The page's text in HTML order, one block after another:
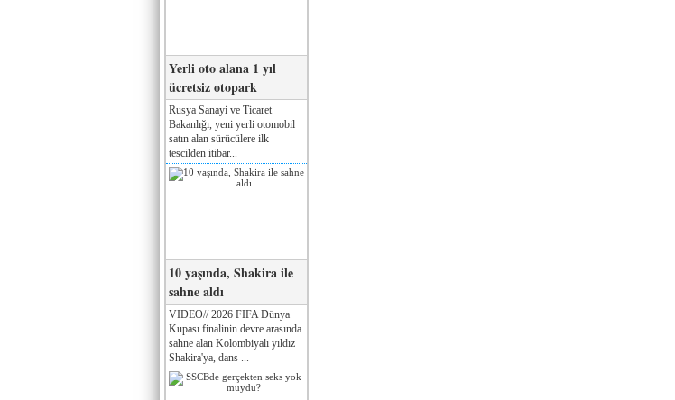
Yerli oto alana 1 yıl
ücretsiz otopark
Rusya Sanayi ve Ticaret
Bakanlığı, yeni yerli otomobil
satın alan sürücülere ilk
tescilden itibar...
10 yaşında, Shakira ile
sahne aldı
VIDEO// 2026 FIFA Dünya
Kupası finalinin devre arasında
sahne alan Kolombiyalı yıldız
Shakira'ya, dans ...